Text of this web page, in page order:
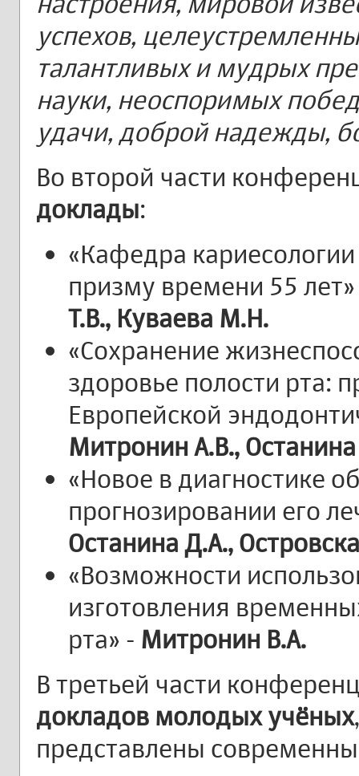
успехов,
талантливых и мудрых
науки, неоспоримых
удачи, доброй надежды,
Во второй части
доклады:
«Кафедра
призму времени 55
Т.В., Куваева М.Н.
«Сохранение
здоровье полости рта:
Европейской
Митронин А.В.,
«Новое в диагностике
прогнозировании его
Останина Д.А.,
«Возможности
изготовления
рта» - Митронин В.А.
В третьей части
докладов молодых учёных
представлены